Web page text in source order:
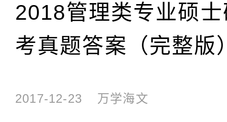
2018管理类专业硕
考真题答案（完整版
2017-12-23 万学海文